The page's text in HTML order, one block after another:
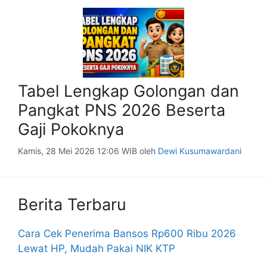
Tabel Lengkap Golongan dan
Pangkat PNS 2026 Beserta
Gaji Pokoknya
Kamis, 28 Mei 2026 12:06 WIB oleh Dewi Kusumawardani
Berita Terbaru
Cara Cek Penerima Bansos Rp600 Ribu 2026
Lewat HP, Mudah Pakai NIK KTP